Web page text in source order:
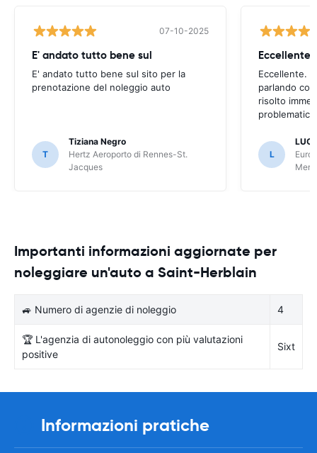
07-10-2025
E' andato tutto bene sul
E' andato tutto bene sul sito per la
prenotazione del noleggio auto
T
Tiziana Negro
Hertz Aeroporto di Rennes-St.
Jacques
Eccellente.
parlando
risolto
L
Importanti informazioni aggiornate per
noleggiare un'auto a Saint-Herblain
🚙 Numero di agenzie di noleggio 4
🏆 L'agenzia di autonoleggio con più valutazioni
positive
Sixt
Informazioni pratiche